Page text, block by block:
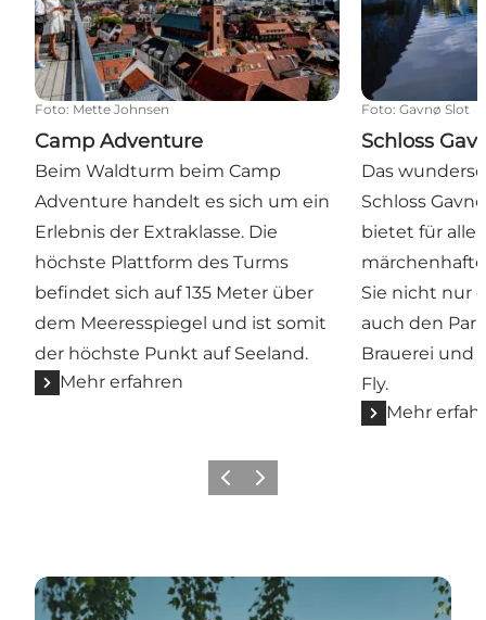
Foto: Mette Johnsen
Camp Adventure
Beim Waldturm beim Camp
Adventure handelt es sich um ein
Erlebnis der Extraklasse. Die
höchste Plattform des Turms
befindet sich auf 135 Meter über
dem Meeresspiegel und ist somit
der höchste Punkt auf Seeland.
Mehr erfahren
Foto: Gavnø Slot
Schloss
Das
Schloss
bietet für alle
Sie nicht nur
auch den
Brauerei und
Fly.
Mehr
ZurückWeiter
Und hier können Sie schlafen...